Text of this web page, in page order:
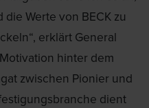
Werte von BECK zu
erklärt General
hinter dem
zwischen Pionier und
dient